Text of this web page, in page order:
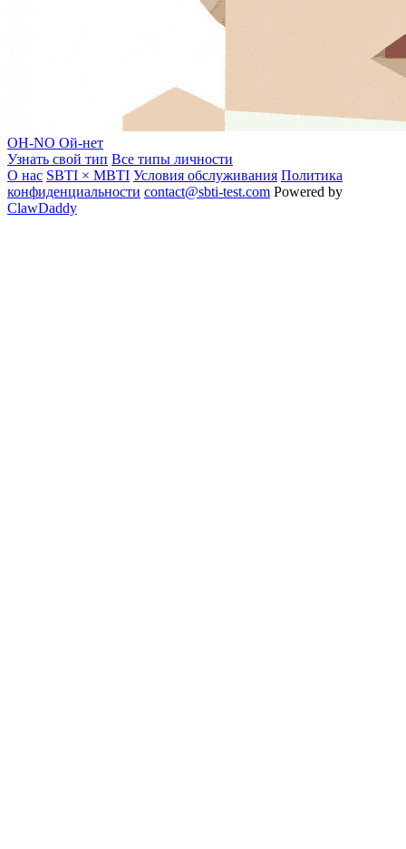
OH-NO Ой-нет
Узнать свой тип Все типы личности
О нас SBTI × MBTI Условия обслуживания Политика
конфиденциальности contact@sbti-test.com Powered by
ClawDaddy